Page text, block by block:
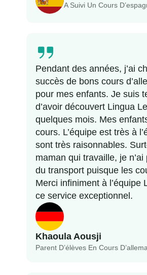
A Suivi Un Cours
Khaoula Aousji
Parent D’élèves En Cours
Pendant des années, j’ai
succès de bons cours
pour mes enfants. Je suis
d’avoir découvert Lingua
quelques mois. Mes
cours. L’équipe est très à
sont très raisonnables.
maman qui travaille, je n’ai
du transport puisque les
Merci infiniment à l’équipe
ce service exceptionnel.